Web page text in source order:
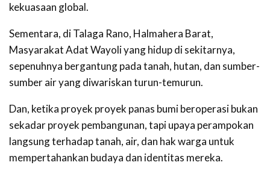
kekuasaan global.
Sementara, di Talaga Rano, Halmahera Barat,
Masyarakat Adat Wayoli yang hidup di sekitarnya,
sepenuhnya bergantung pada tanah, hutan, dan sumber-
sumber air yang diwariskan turun-temurun.
Dan, ketika proyek proyek panas bumi beroperasi bukan
sekadar proyek pembangunan, tapi upaya perampokan
langsung terhadap tanah, air, dan hak warga untuk
mempertahankan budaya dan identitas mereka.